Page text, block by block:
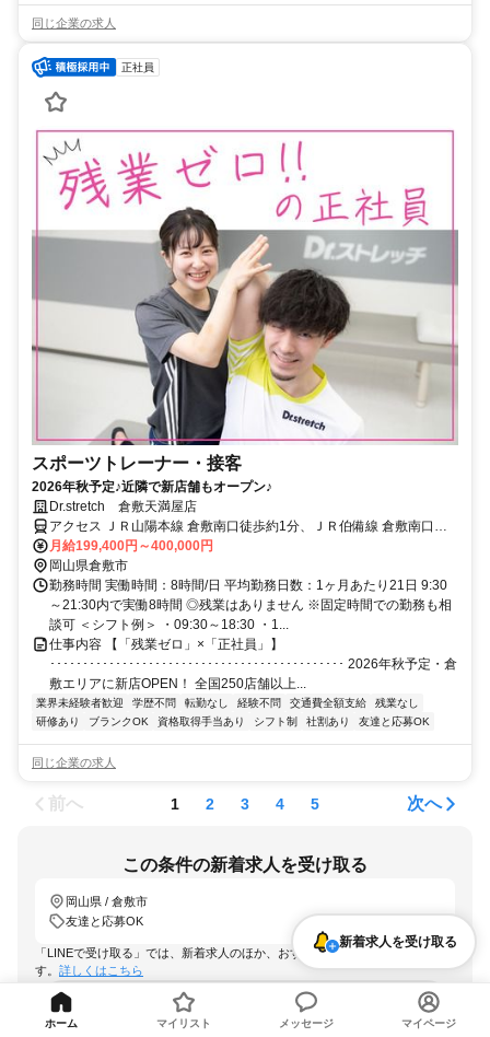
同じ企業の求人
正社員
スポーツトレーナー・接客
2026年秋予定♪近隣で新店舗もオープン♪
Dr.stretch 倉敷天満屋店
アクセス ＪＲ山陽本線 倉敷南口徒歩約1分、ＪＲ伯備線 倉敷南口徒
歩約1分、連絡バス 倉敷徒歩約1分 近隣で新店舗もオープニング予定
★
月給199,400円～400,000円
岡山県倉敷市
勤務時間 実働時間：8時間/日 平均勤務日数：1ヶ月あたり21日 9:30
～21:30内で実働8時間 ◎残業はありません ※固定時間での勤務も相
談可 ＜シフト例＞ ・09:30～18:30 ・1...
仕事内容 【「残業ゼロ」×「正社員」】
･････････････････････････････････････････････ 2026年秋予定・倉
敷エリアに新店OPEN！ 全国250店舗以上...
業界未経験者歓迎 学歴不問 転勤なし 経験不問 交通費全額支給
残業なし
研修あり
ブランクOK 資格取得手当あり シフト制 社割あり 友達と応募OK
同じ企業の求人
前へ 1 2 3 4 5 次へ
この条件の新着求人を受け取る
岡山県 / 倉敷市
友達と応募OK
「LINEで受け取る」では、新着求人のほか、おすすめ情報なども配信しま
す。 詳しくはこちら
LINEで受け取る
新着求人を受け取る
ホーム マイリスト メッセージ マイページ